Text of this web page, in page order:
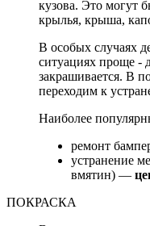
кузова. Это могут
крылья, крыша,
В особых случаях
ситуациях проще -
закрашивается. В
переходим к
Наиболее
ремонт
устранение
вмятин) —
ПОКРАСКА